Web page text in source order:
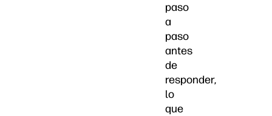
paso
a
paso
antes
de
responder,
lo
que